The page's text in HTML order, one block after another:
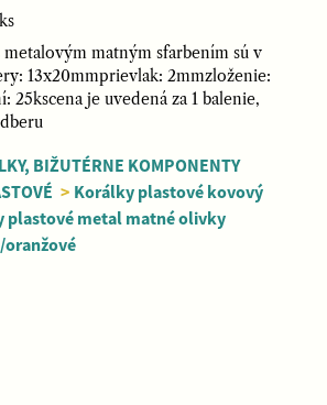
matným sfarbením sú v
13x20mmprievlak: 2mmzloženie:
25kscena je uvedená za 1 balenie,
BIŽUTÉRNE KOMPONENTY
> Korálky plastové kovový
plastové metal matné olivky
oranžové